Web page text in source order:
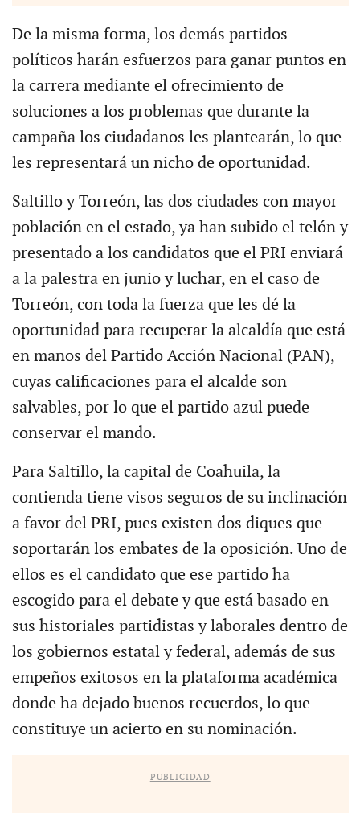
De la misma forma, los demás partidos
políticos harán esfuerzos para ganar puntos en
la carrera mediante el ofrecimiento de
soluciones a los problemas que durante la
campaña los ciudadanos les plantearán, lo que
les representará un nicho de oportunidad.
Saltillo y Torreón, las dos ciudades con mayor
población en el estado, ya han subido el telón y
presentado a los candidatos que el PRI enviará
a la palestra en junio y luchar, en el caso de
Torreón, con toda la fuerza que les dé la
oportunidad para recuperar la alcaldía que está
en manos del Partido Acción Nacional (PAN),
cuyas calificaciones para el alcalde son
salvables, por lo que el partido azul puede
conservar el mando.
Para Saltillo, la capital de Coahuila, la
contienda tiene visos seguros de su inclinación
a favor del PRI, pues existen dos diques que
soportarán los embates de la oposición. Uno de
ellos es el candidato que ese partido ha
escogido para el debate y que está basado en
sus historiales partidistas y laborales dentro de
los gobiernos estatal y federal, además de sus
empeños exitosos en la plataforma académica
donde ha dejado buenos recuerdos, lo que
constituye un acierto en su nominación.
PUBLICIDAD